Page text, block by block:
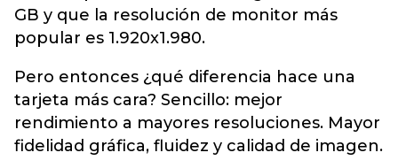
GB y que la resolución de monitor más
popular es 1.920x1.980.
Pero entonces ¿qué diferencia hace una
tarjeta más cara? Sencillo: mejor
rendimiento a mayores resoluciones. Mayor
fidelidad gráfica, fluidez y calidad de imagen.